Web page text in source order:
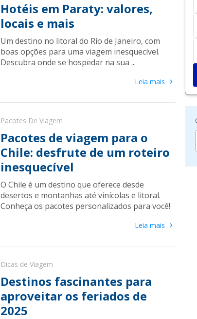
Hotéis em Paraty: valores,
locais e mais
Um destino no litoral do Rio de Janeiro, com
boas opções para uma viagem inesquecível.
Descubra onde se hospedar na sua ...
Leia mais ›
Pacotes De Viagem
Pacotes de viagem para o
Chile: desfrute de um roteiro
inesquecível
O Chile é um destino que oferece desde
desertos e montanhas até vinícolas e litoral.
Conheça os pacotes personalizados para você!
Leia mais ›
Dicas de Viagem
Destinos fascinantes para
aproveitar os feriados de
2025